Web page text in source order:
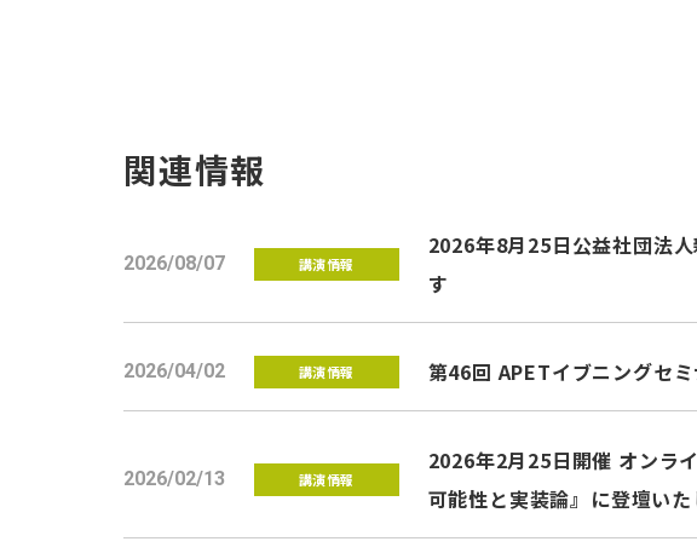
関連情報
2026/08/07 講演情報
2026年8月25日公益社団法
す
2026/04/02 講演情報 第46回 APETイブニングセ
2026/02/13 講演情報
2026年2月25日開催 オンラ
可能性と実装論』に登壇いた